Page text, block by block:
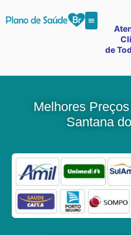
de
Melhores
Santana